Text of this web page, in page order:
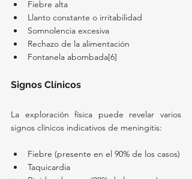
Fiebre alta
Llanto constante o irritabilidad
Somnolencia excesiva
Rechazo de la alimentación
Fontanela abombada[6]
Signos Clínicos
La exploración física puede revelar varios
signos clínicos indicativos de meningitis:
Fiebre (presente en el 90% de los casos)
Taquicardia